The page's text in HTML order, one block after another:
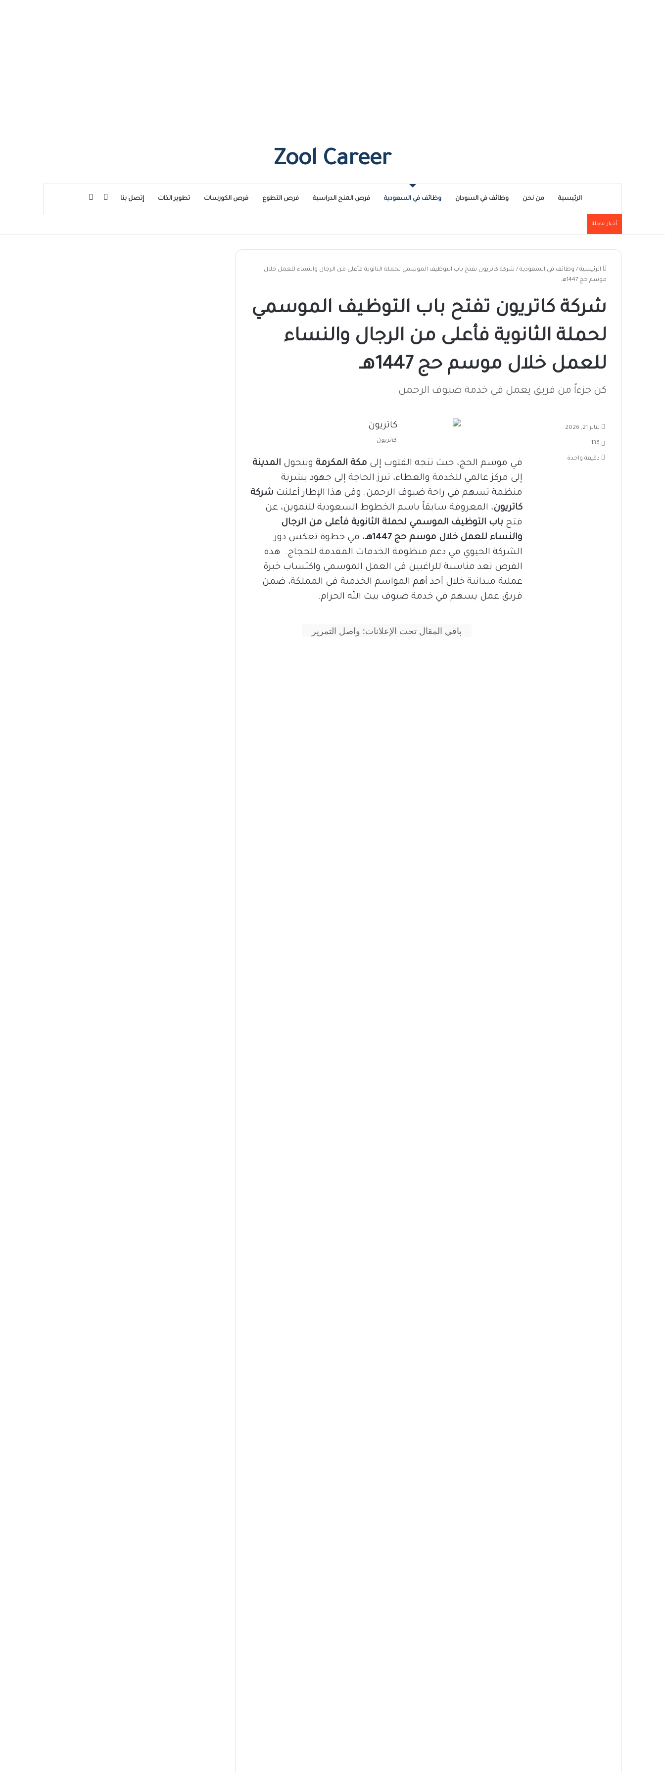
Zool Career
الرئيسية من نحن وظائف في السودان وظائف في السعودية فرص المنح الدراسية فرص التطوع فرص الكورسات تطوير الذات إتصل بنا إضافة عمود جانبي
أخبار عاجلة
الرئيسية / وظائف في السعودية / شركة كاتريون تفتح باب التوظيف الموسمي لحملة الثانوية فأعلى من الرجال والنساء للعمل خلال
موسم حج 1447هـ
شركة كاتريون تفتح باب التوظيف الموسمي
لحملة الثانوية فأعلى من الرجال والنساء
للعمل خلال موسم حج 1447هـ
كن جزءاً من فريق يعمل في خدمة ضيوف الرحمن
كاتريون
في موسم الحج، حيث تتجه القلوب إلى مكة المكرمة وتتحول المدينة
إلى مركز عالمي للخدمة والعطاء، تبرز الحاجة إلى جهود بشرية
منظمة تسهم في راحة ضيوف الرحمن. وفي هذا الإطار أعلنت شركة
كاتريون، المعروفة سابقاً باسم الخطوط السعودية للتموين، عن
فتح باب التوظيف الموسمي لحملة الثانوية فأعلى من الرجال
والنساء للعمل خلال موسم حج 1447هـ
، في خطوة تعكس دور
الشركة الحيوي في دعم منظومة الخدمات المقدمة للحجاج. هذه
الفرص تعد مناسبة للراغبين في العمل الموسمي واكتساب خبرة
عملية ميدانية خلال أحد أهم المواسم الخدمية في المملكة، ضمن
فريق عمل يسهم في خدمة ضيوف بيت الله الحرام.
باقي المقال تحت الإعلانات: واصل التمرير
يناير 21, 2026
136
دقيقة واحدة